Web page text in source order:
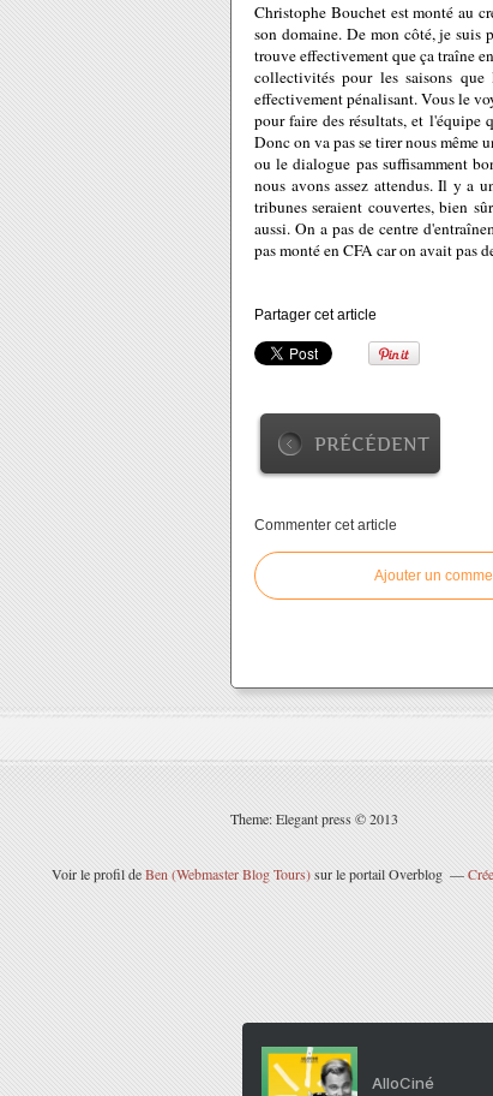
Christophe Bouchet est monté au
son domaine. De mon côté, je suis
trouve effectivement que ça traîne
collectivités pour les saisons que
effectivement pénalisant. Vous le
pour faire des résultats, et l'équipe
Donc on va pas se tirer nous même
ou le dialogue pas suffisamment
nous avons assez attendus. Il y a
tribunes seraient couvertes, bien
aussi. On a pas de centre
pas monté en CFA car on avait pas
Partager cet article
PRÉCÉDENT
Commenter cet article
Ajouter un
Theme: Elegant press © 2013
Voir le profil deBen (Webmaster Blog Tours)sur le portail Overblog
AlloCiné